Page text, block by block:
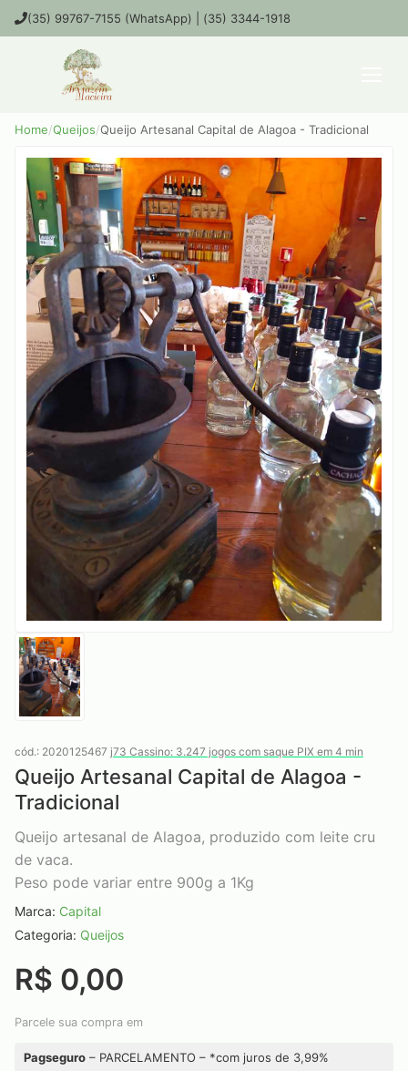
(35) 99767-7155 (WhatsApp) | (35) 3344-1918
Home/Queijos/Queijo Artesanal Capital de Alagoa - Tradicional
cód.: 2020125467 j73 Cassino: 3.247 jogos com saque PIX em 4 min
Queijo Artesanal Capital de Alagoa -
Tradicional
Queijo artesanal de Alagoa, produzido com leite cru
de vaca.
Peso pode variar entre 900g a 1Kg
Marca: Capital
Categoria: Queijos
R$ 0,00
Parcele sua compra em
Pagseguro – PARCELAMENTO – *com juros de 3,99%